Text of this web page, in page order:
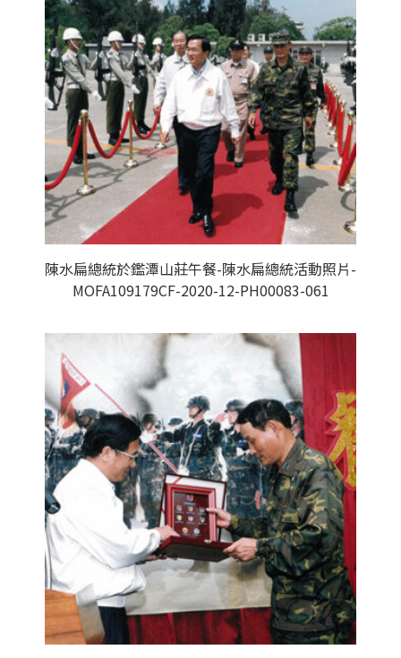
陳水扁總統於鑑潭山莊午餐-陳水扁總統活動照片-
MOFA109179CF-2020-12-PH00083-061